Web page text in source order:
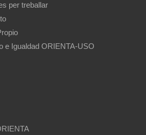
per treballar
e Igualdad ORIENTA-USO